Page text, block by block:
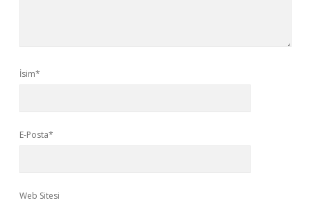
İsim*
E-Posta*
Web Sitesi